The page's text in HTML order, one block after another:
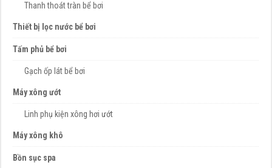
Thanh thoát tràn bể bơi
Thiết bị lọc nước bể bơi
Tấm phủ bể bơi
Gạch ốp lát bể bơi
Máy xông ướt
Linh phụ kiện xông hơi ướt
Máy xông khô
Bồn sục spa